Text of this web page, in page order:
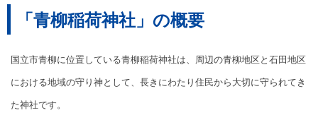
「青柳稲荷神社」の概要
国立市青柳に位置している青柳稲荷神社は、周辺の青柳地区と石田地区
における地域の守り神として、長きにわたり住民から大切に守られてき
た神社です。